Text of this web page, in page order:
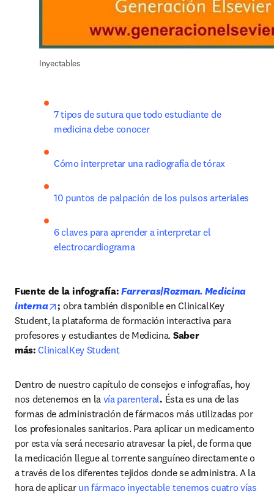
Inyectables
7 tipos de sutura que todo estudiante de
medicina debe conocer
Cómo interpretar una radiografía de tórax
10 puntos de palpación de los pulsos arteriales
6 claves para aprender a interpretar el
electrocardiograma
Fuente de la infografía: Farreras|Rozman. Medicina
interna
opens in new tab/window
; obra también disponible en ClinicalKey
Student, la plataforma de formación interactiva para
profesores y estudiantes de Medicina. Saber
más: ClinicalKey Student
Dentro de nuestro capítulo de consejos e infografías, hoy
nos detenemos en la vía parenteral. Ésta es una de las
formas de administración de fármacos más utilizadas por
los profesionales sanitarios. Para aplicar un medicamento
por esta vía será necesario atravesar la piel, de forma que
la medicación llegue al torrente sanguíneo directamente o
a través de los diferentes tejidos donde se administra. A la
hora de aplicar un fármaco inyectable tenemos cuatro vías